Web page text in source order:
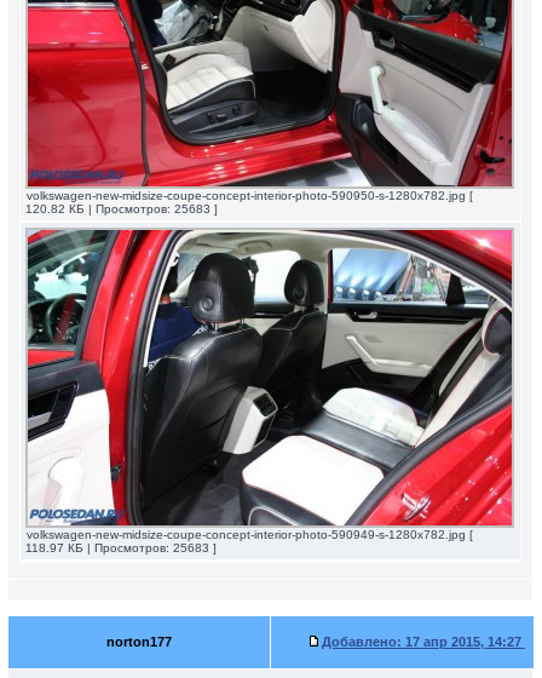
volkswagen-new-midsize-coupe-concept-interior-photo-590950-s-1280x782.jpg [
120.82 КБ | Просмотров: 25683 ]
volkswagen-new-midsize-coupe-concept-interior-photo-590949-s-1280x782.jpg [
118.97 КБ | Просмотров: 25683 ]
norton177 Добавлено: 17 апр 2015, 14:27